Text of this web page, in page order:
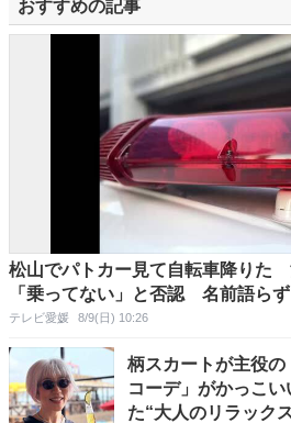
おすすめの記事
松山でパトカー見て自転車降りた
「乗ってない」と否認 名前語らず
テレビ愛媛 8/9(日) 10:26
柄スカートが主役
コーデ」がかっこ
た“大人のリラック